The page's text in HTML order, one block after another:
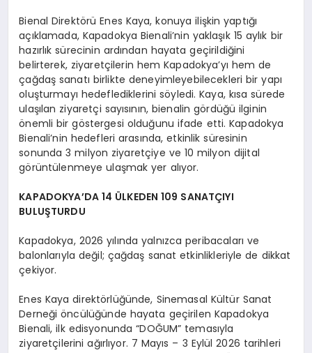
Bienal Direktörü Enes Kaya, konuya ilişkin yaptığı
açıklamada, Kapadokya Bienali’nin yaklaşık 15 aylık bir
hazırlık sürecinin ardından hayata geçirildiğini
belirterek, ziyaretçilerin hem Kapadokya’yı hem de
çağdaş sanatı birlikte deneyimleyebilecekleri bir yapı
oluşturmayı hedeflediklerini söyledi. Kaya, kısa sürede
ulaşılan ziyaretçi sayısının, bienalin gördüğü ilginin
önemli bir göstergesi olduğunu ifade etti. Kapadokya
Bienali’nin hedefleri arasında, etkinlik süresinin
sonunda 3 milyon ziyaretçiye ve 10 milyon dijital
görüntülenmeye ulaşmak yer alıyor.
KAPADOKYA’DA 14 ÜLKEDEN 109 SANATÇIYI
BULUŞTURDU
Kapadokya, 2026 yılında yalnızca peribacaları ve
balonlarıyla değil; çağdaş sanat etkinlikleriyle de dikkat
çekiyor.
Enes Kaya direktörlüğünde, Sinemasal Kültür Sanat
Derneği öncülüğünde hayata geçirilen Kapadokya
Bienali, ilk edisyonunda “DOĞUM” temasıyla
ziyaretçilerini ağırlıyor. 7 Mayıs – 3 Eylül 2026 tarihleri